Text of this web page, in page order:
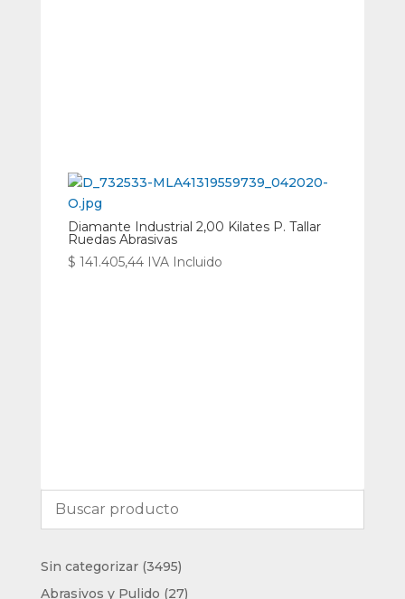
Diamante Industrial 2,00 Kilates P. Tallar
Ruedas Abrasivas
$ 141.405,44 IVA Incluido
Sin categorizar 34953495
productos
Abrasivos y Pulido 2727